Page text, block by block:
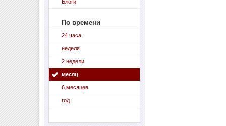
Блоги
По времени
24 часа
неделя
2 недели
месяц
6 месяцев
год